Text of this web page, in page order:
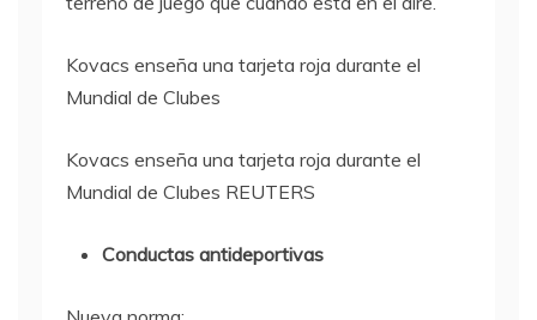
Kovacs enseña una tarjeta roja durante el
Mundial de Clubes
Kovacs enseña una tarjeta roja durante el
Mundial de Clubes REUTERS
Conductas antideportivas